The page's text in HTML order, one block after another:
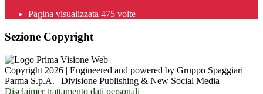
Pagina visualizzata 475 volte
Sezione Copyright
Copyright 2026 | Engineered and powered by Gruppo Spaggiari
Parma S.p.A. | Divisione Publishing & New Social Media
Disclaimer trattamento dati personali